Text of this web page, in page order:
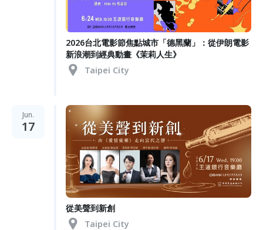
2026台北電影節焦點城市「德黑蘭」：從伊朗電影
新浪潮到經典動畫《茉莉人生》
Taipei City
Jun.
17
從美聲到新創
Taipei City